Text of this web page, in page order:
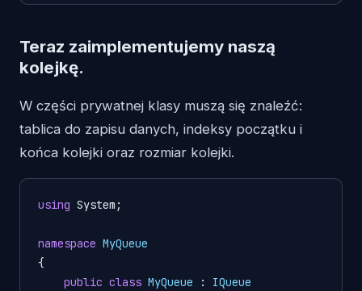
Teraz zaimplementujemy naszą
kolejkę.
W części prywatnej klasy muszą się znaleźć:
tablica do zapisu danych, indeksy początku i
końca kolejki oraz rozmiar kolejki.
using System;
namespace MyQueue
{
public class MyQueue : IQueue